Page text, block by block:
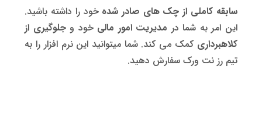
سابقه کاملی از چک های صادر شده خود را داشته باشید.
این امر به شما در مدیریت امور مالی خود وجلوگیری از
کلاهبرداری کمک می کند. شما میتوانید این نرم افزار را به
تیم رز نت ورک سفارش دهید.